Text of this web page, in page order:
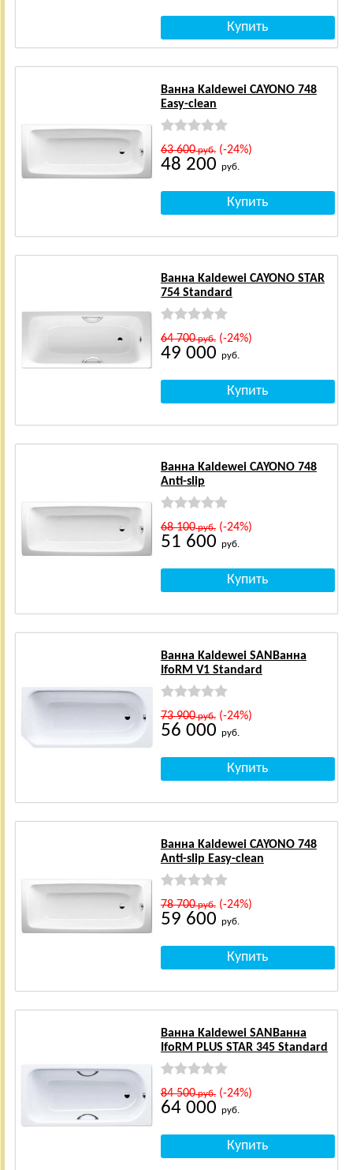
Ванна Kaldewei CAYONO 748
Easy-clean
63 600руб.(-24%)
48 200 руб.
Ванна Kaldewei CAYONO STAR
754 Standard
64 700руб.(-24%)
49 000 руб.
Ванна Kaldewei CAYONO 748
Anti-slip
68 100руб.(-24%)
51 600 руб.
Ванна Kaldewei SANВанна
IfoRM V1 Standard
73 900руб.(-24%)
56 000 руб.
Ванна Kaldewei CAYONO 748
Anti-slip Easy-clean
78 700руб.(-24%)
59 600 руб.
Ванна Kaldewei SANВанна
IfoRM PLUS STAR 345 Standard
84 500руб.(-24%)
64 000 руб.